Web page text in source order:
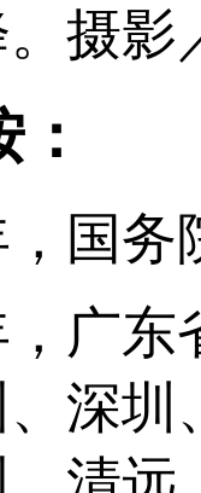
摄影
，国
，广
深圳